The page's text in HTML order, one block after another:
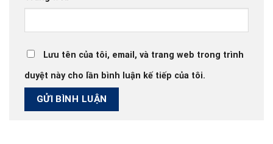
Lưu tên của tôi, email, và trang web trong trình
duyệt này cho lần bình luận kế tiếp của tôi.